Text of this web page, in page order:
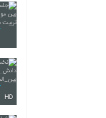
HD